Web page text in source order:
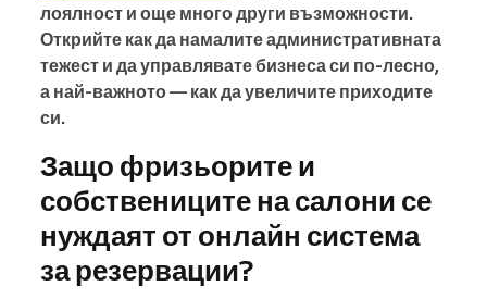
лоялност и още много други възможности.
Открийте как да намалите административната
тежест и да управлявате бизнеса си по-лесно,
а най-важното — как да увеличите приходите
си.
Защо фризьорите и
собствениците на салони се
нуждаят от онлайн система
за резервации?